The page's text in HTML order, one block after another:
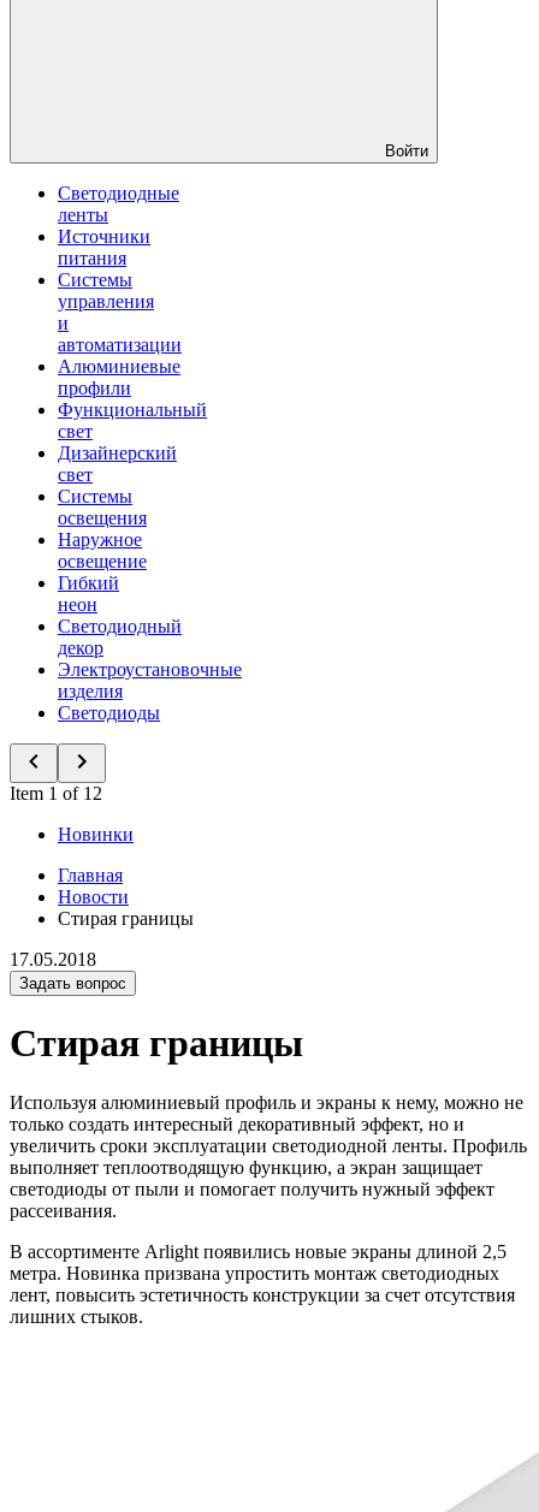
Войти
Светодиодные
ленты
Источники
питания
Системы
управления
и
автоматизации
Алюминиевые
профили
Функциональный
свет
Дизайнерский
свет
Системы
освещения
Наружное
освещение
Гибкий
неон
Светодиодный
декор
Электроустановочные
изделия
Светодиоды
Item 1 of 12
Новинки
Главная
Новости
Стирая границы
17.05.2018
Задать вопрос
Стирая границы
Используя алюминиевый профиль и экраны к нему, можно не
только создать интересный декоративный эффект, но и
увеличить сроки эксплуатации светодиодной ленты. Профиль
выполняет теплоотводящую функцию, а экран защищает
светодиоды от пыли и помогает получить нужный эффект
рассеивания.
В ассортименте Arlight появились новые экраны длиной 2,5
метра. Новинка призвана упростить монтаж светодиодных
лент, повысить эстетичность конструкции за счет отсутствия
лишних стыков.